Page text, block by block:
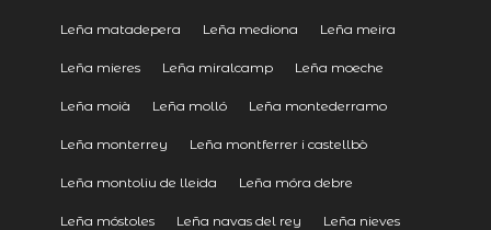
Leña matadepera Leña mediona Leña meira
Leña mieres Leña miralcamp Leña moeche
Leña moià Leña molló Leña montederramo
Leña monterrey Leña montferrer i castellbò
Leña montoliu de lleida Leña móra debre
Leña móstoles Leña navas del rey Leña nieves